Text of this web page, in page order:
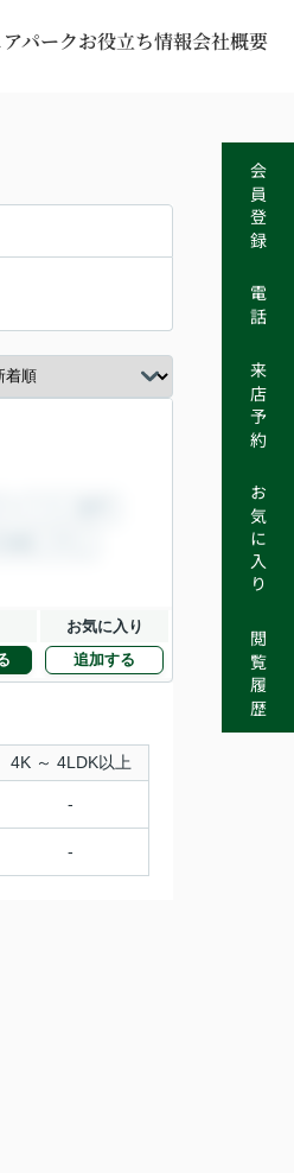
パークお役立ち情報会社概要
お気に入り
追加する
4K ～ 4LDK以上
-
-
会員登録
電話
来店予約
お気に入り
閲覧履歴